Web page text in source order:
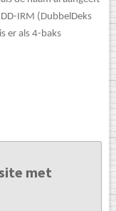
IRM (DubbelDeks
er als 4-baks
met